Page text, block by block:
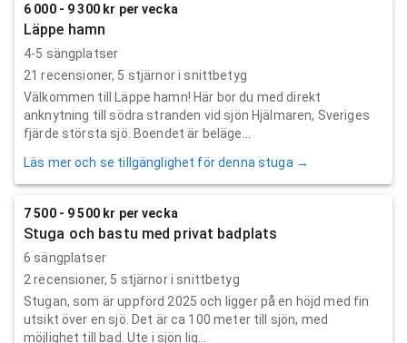
6 000 - 9 300 kr per vecka
Läppe hamn
4-5 sängplatser
21 recensioner, 5 stjärnor i snittbetyg
Välkommen till Läppe hamn! Här bor du med direkt
anknytning till södra stranden vid sjön Hjälmaren, Sveriges
fjärde största sjö. Boendet är beläge...
Läs mer och se tillgänglighet för denna stuga →
7 500 - 9 500 kr per vecka
Stuga och bastu med privat badplats
6 sängplatser
2 recensioner, 5 stjärnor i snittbetyg
Stugan, som är uppförd 2025 och ligger på en höjd med fin
utsikt över en sjö. Det är ca 100 meter till sjön, med
möjlighet till bad. Ute i sjön lig...